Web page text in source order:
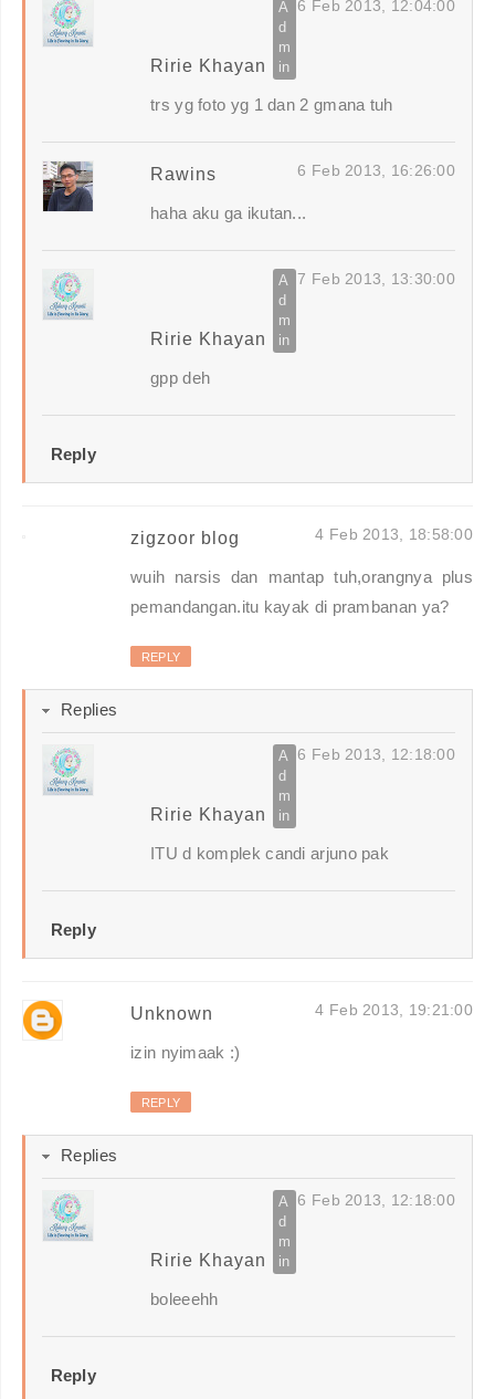
Ririe Khayan
6 Feb 2013, 12:04:00
trs yg foto yg 1 dan 2 gmana tuh
Rawins 6 Feb 2013, 16:26:00
haha aku ga ikutan...
Ririe Khayan
7 Feb 2013, 13:30:00
gpp deh
Reply
zigzoor blog 4 Feb 2013, 18:58:00
wuih narsis dan mantap tuh,orangnya plus
pemandangan.itu kayak di prambanan ya?
REPLY
Replies
Ririe Khayan
6 Feb 2013, 12:18:00
ITU d komplek candi arjuno pak
Reply
Unknown 4 Feb 2013, 19:21:00
izin nyimaak :)
REPLY
Replies
Ririe Khayan
6 Feb 2013, 12:18:00
boleeehh
Reply